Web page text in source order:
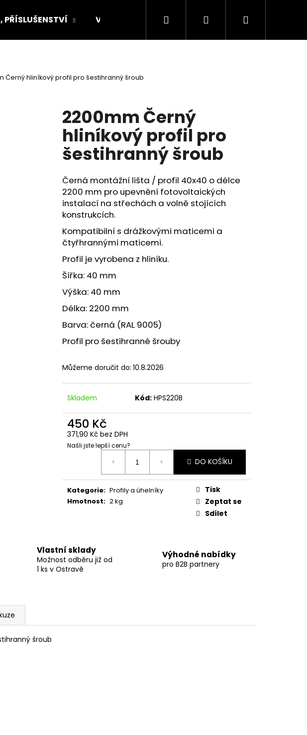
PŘÍSLUŠENSTVÍ VELKOOBCHOD, B2B KONSTRUKCE B2B -
Hledat PřihlášeníNákupní
Černý hliníkový profil pro šestihranný šroub
2200mm Černý
hliníkový profil pro
šestihranný šroub
Černá montážní lišta / profil 40x40 o délce
2200 mm pro upevnění fotovoltaických
instalací na střechách a volně stojících
konstrukcích.
Kompatibilní s drážkovými maticemi a
čtyřhrannými maticemi.
Profil je vyrobena z hliníku.
Šířka: 40 mm
Výška: 40 mm
Délka: 2200 mm
Barva: černá (RAL 9005)
Profil pro šestihranné šrouby
Můžeme doručit do: 10.8.2026
Skladem Kód: HPS220B
450 Kč
371,90 Kč bez DPH
Našli jste lepší cenu?
DO KOŠÍKU
Kategorie: Profily a úhelníky
Hmotnost: 2 kg
Tisk
Zeptat se
Sdílet
Vlastní sklady
Možnost odběru již od
1 ks v Ostravě
Výhodné nabídky
pro B2B partnery
šroub
Následující
KLADÍVKOVÁ MATICE M8 TYP 28/15